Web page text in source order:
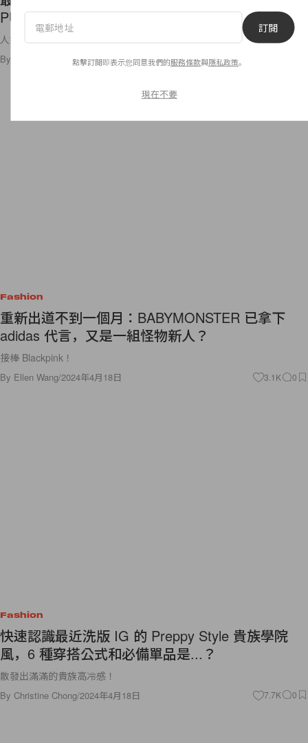
PUMA Creeper Phatty 聯名鞋款登場！
人氣厚底鞋再次回歸！
By 2024年4月18日
Fashion
重新出道不到一個月：BABYMONSTER 已拿下
adidas 代言，又是一組怪物新人？
接棒 Blackpink！
By Ellen Wang/2024年4月18日 3.1K 0
Fashion
快速認識最近洗版 IG 的 Preppy Style 貴族學院
風，6 種穿搭公式和必備單品是...？
散發出滿滿的貴族高冷感！
By Christine Chong/2024年4月18日 7.7K 0
訂閱
點擊訂閱即表示您同意我們的服務條款與隱私政策。
現在不要